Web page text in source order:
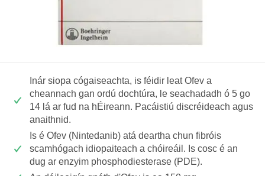
Inár siopa cógaiseachta, is féidir leat Ofev a
cheannach gan ordú dochtúra, le seachadadh ó 5 go
14 lá ar fud na hÉireann. Pacáistiú discréideach agus
anaithnid.
Is é Ofev (Nintedanib) atá deartha chun fibróis
scamhógach idiopaiteach a chóireáil. Is cosc é an
dug ar enzyim phosphodiesterase (PDE).